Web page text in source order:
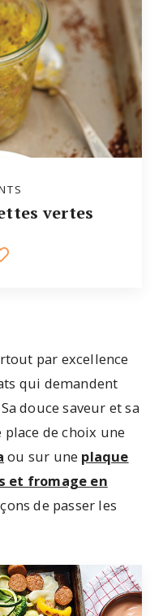
vertes
par excellence
qui demandent
douce saveur et sa
de choix une
ou sur une plaque
et fromage en
de passer les